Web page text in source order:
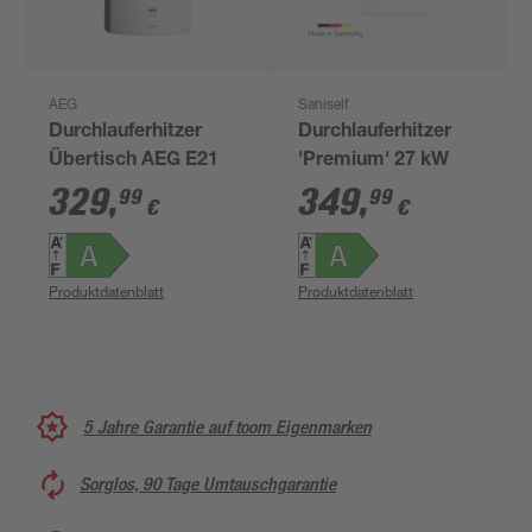
AEG
Durchlauferhitzer
Übertisch AEG E21
329,99 €
Produktdatenblatt
Saniself
Durchlauferhitzer
'Premium' 27 kW
349,99 €
Produktdatenblatt
5 Jahre Garantie auf toom Eigenmarken
Sorglos, 90 Tage Umtauschgarantie